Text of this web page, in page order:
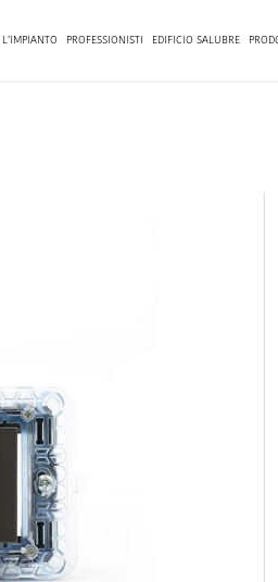
L’IMPIANTO PROFESSIONISTI EDIFICIO SALUBRE